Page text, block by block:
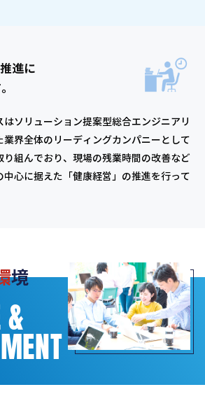
進に
はソリューション提案型総合エンジニアリ
業界全体のリーディングカンパニーとして
組んでおり、現場の残業時間の改善など
中心に据えた「健康経営」の推進を行って
境
&